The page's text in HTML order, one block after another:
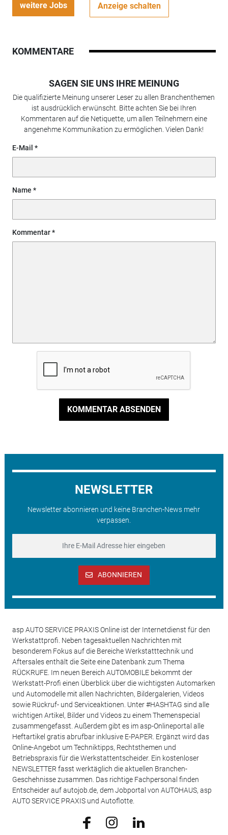
weitere Jobs Anzeige schalten
KOMMENTARE
SAGEN SIE UNS IHRE MEINUNG
Die qualifizierte Meinung unserer Leser zu allen Branchenthemen
ist ausdrücklich erwünscht. Bitte achten Sie bei Ihren
Kommentaren auf die Netiquette, um allen Teilnehmern eine
angenehme Kommunikation zu ermöglichen. Vielen Dank!
E-Mail
Name
Kommentar
KOMMENTAR ABSENDEN
NEWSLETTER
Newsletter abonnieren und keine Branchen-News mehr
verpassen.
ABONNIEREN
asp AUTO SERVICE PRAXIS Online ist der Internetdienst für den
Werkstattprofi. Neben tagesaktuellen Nachrichten mit
besonderem Fokus auf die Bereiche Werkstatttechnik und
Aftersales enthält die Seite eine Datenbank zum Thema
RÜCKRUFE. Im neuen Bereich AUTOMOBILE bekommt der
Werkstatt-Profi einen Überblick über die wichtigsten Automarken
und Automodelle mit allen Nachrichten, Bildergalerien, Videos
sowie Rückruf- und Serviceaktionen. Unter #HASHTAG sind alle
wichtigen Artikel, Bilder und Videos zu einem Themenspecial
zusammengefasst. Außerdem gibt es im asp-Onlineportal alle
Heftartikel gratis abrufbar inklusive E-PAPER. Ergänzt wird das
Online-Angebot um Techniktipps, Rechtsthemen und
Betriebspraxis für die Werkstattentscheider. Ein kostenloser
NEWSLETTER fasst werktäglich die aktuellen Branchen-
Geschehnisse zusammen. Das richtige Fachpersonal finden
Entscheider auf autojob.de, dem Jobportal von AUTOHAUS, asp
AUTO SERVICE PRAXIS und Autoflotte.